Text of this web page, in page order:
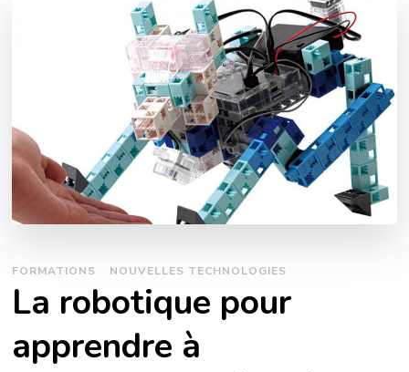
FORMATIONS NOUVELLES TECHNOLOGIES
La robotique pour
apprendre à